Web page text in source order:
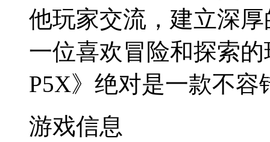
他玩家交流，建立深
一位喜欢冒险和探索
P5X》绝对是一款不容
游戏信息